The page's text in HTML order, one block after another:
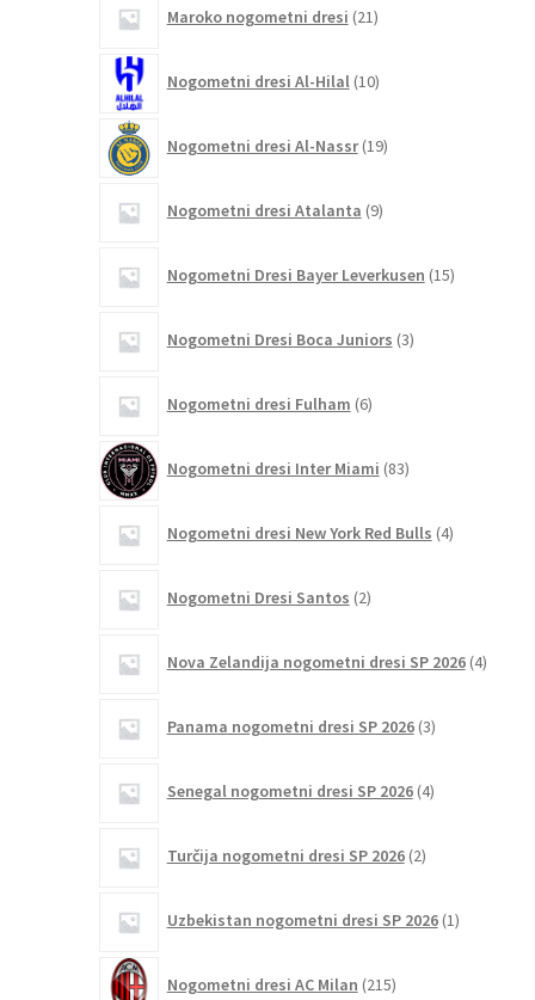
Maroko nogometni dresi 21izdelkov
Nogometni dresi Al-Hilal 10izdelkov
Nogometni dresi Al-Nassr 19izdelkov
Nogometni dresi Atalanta 9izdelkov
Nogometni Dresi Bayer Leverkusen 15izdelkov
Nogometni Dresi Boca Juniors 3izdelki
Nogometni dresi Fulham 6izdelkov
Nogometni dresi Inter Miami 83izdelkov
Nogometni dresi New York Red Bulls 4izdelki
Nogometni Dresi Santos 2izdelka
Nova Zelandija nogometni dresi SP 2026 4izdelki
Panama nogometni dresi SP 2026 3izdelki
Senegal nogometni dresi SP 2026 4izdelki
Turčija nogometni dresi SP 2026 2izdelka
Uzbekistan nogometni dresi SP 2026 1izdelek
Nogometni dresi AC Milan 215izdelkov